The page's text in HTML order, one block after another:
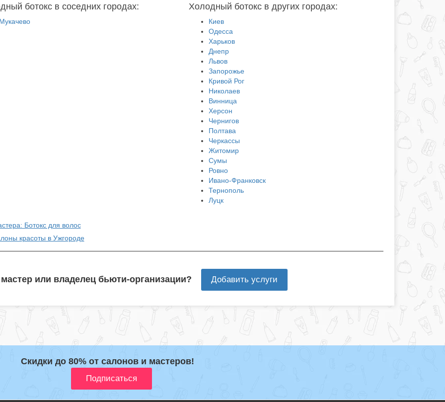
ботокс в соседних городах: Холодный ботокс в других городах:
Киев
Одесса
Харьков
Днепр
Львов
Запорожье
Кривой Рог
Николаев
Винница
Херсон
Чернигов
Полтава
Черкассы
Житомир
Сумы
Ровно
Ивано-Франковск
Тернополь
Луцк
Ботокс для волос
красоты в Ужгороде
или владелец бьюти-организации? Добавить услуги
Скидки до 80% от салонов и мастеров!